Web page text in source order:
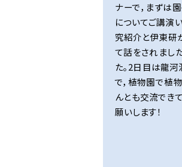
ナーで，まずは
についてご講演
究紹介と伊東研
て話をされまし
た。2日目は龍
で，植物園で植
んとも交流でき
願いします！